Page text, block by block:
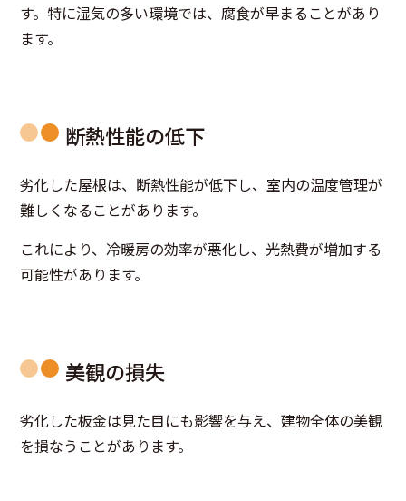
す。特に湿気の多い環境では、腐食が早まることがあり
ます。
断熱性能の低下
劣化した屋根は、断熱性能が低下し、室内の温度管理が
難しくなることがあります。
これにより、冷暖房の効率が悪化し、光熱費が増加する
可能性があります。
美観の損失
劣化した板金は見た目にも影響を与え、建物全体の美観
を損なうことがあります。